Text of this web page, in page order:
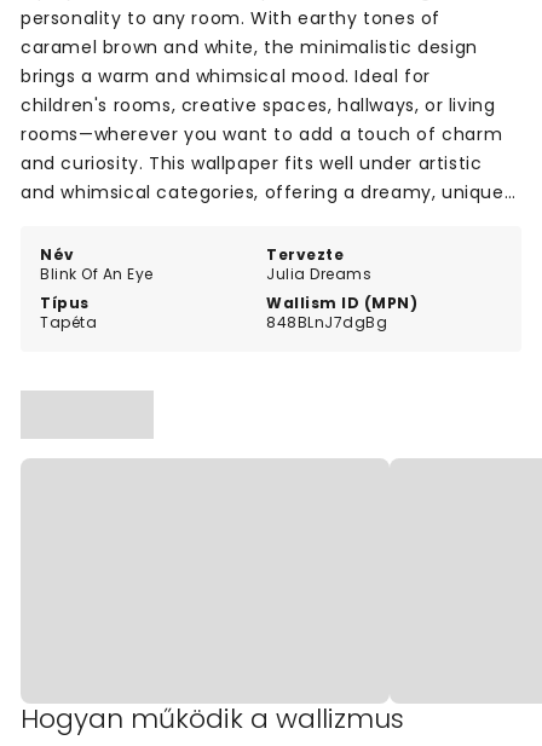
Név
Blink Of An Eye
Tervezte
Julia Dreams
Típus
Tapéta
Wallism ID (MPN)
848BLnJ7dgBg
personality to any room. With earthy tones of
caramel brown and white, the minimalistic design
brings a warm and whimsical mood. Ideal for
children's rooms, creative spaces, hallways, or living
rooms—wherever you want to add a touch of charm
and curiosity. This wallpaper fits well under artistic
and whimsical categories, offering a dreamy, unique
Hogyan működik a wallizmus